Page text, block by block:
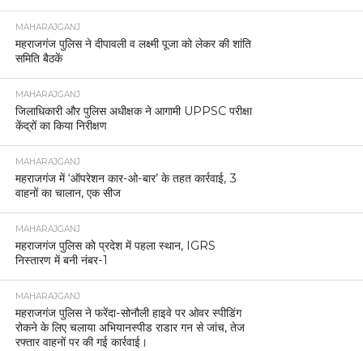
MAHARAJGANJ
महराजगंज पुलिस ने दीपावली व लक्ष्मी पूजा को लेकर की शांति
समिति बैठकें
MAHARAJGANJ
जिलाधिकारी और पुलिस अधीक्षक ने आगामी UPPSC परीक्षा
केंद्रों का किया निरीक्षण
MAHARAJGANJ
महराजगंज में ‘ऑपरेशन कार-ओ-बार’ के तहत कार्रवाई, 3
वाहनों का चालान, एक सीज
MAHARAJGANJ
महराजगंज पुलिस को प्रदेश में पहला स्थान, IGRS
निस्तारण में बनी नंबर-1
MAHARAJGANJ
महराजगंज पुलिस ने फरेंदा-सोनौली हाइवे पर ओवर स्पीडिंग
रोकने के लिए चलाया अभियानस्पीड राडार गन से जांच, तेज
रफ्तार वाहनों पर की गई कार्रवाई।